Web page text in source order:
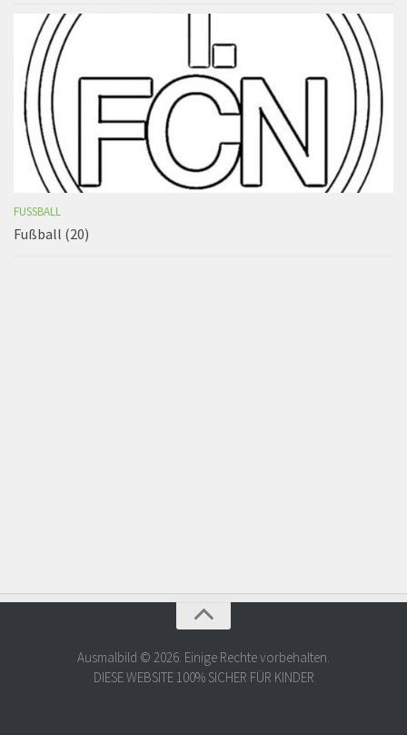
FUSSBALL
Fußball (20)
Ausmalbild © 2026. Einige Rechte vorbehalten.
DIESE WEBSITE 100% SICHER FÜR KINDER